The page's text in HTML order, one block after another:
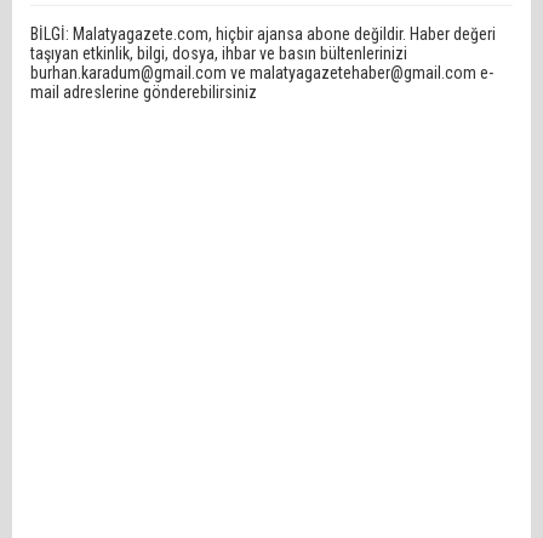
BİLGİ: Malatyagazete.com, hiçbir ajansa abone değildir. Haber değeri
taşıyan etkinlik, bilgi, dosya, ihbar ve basın bültenlerinizi
burhan.karadum@gmail.com ve malatyagazetehaber@gmail.com e-
mail adreslerine gönderebilirsiniz